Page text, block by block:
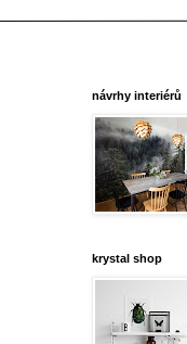
návrhy interiérů
krystal shop